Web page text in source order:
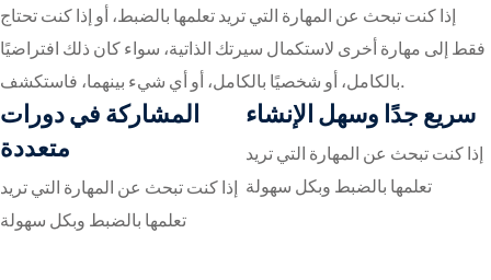
إذا كنت تبحث عن المهارة التي تريد تعلمها بالضبط، أو إذا كنت تحتاج
فقط إلى مهارة أخرى لاستكمال سيرتك الذاتية، سواء كان ذلك افتراضيًا
بالكامل، أو شخصيًا بالكامل، أو أي شيء بينهما، فاستكشف.
المشاركة في دورات
متعددة
إذا كنت تبحث عن المهارة التي تريد
تعلمها بالضبط وبكل سهولة
سريع جدًا وسهل الإنشاء
إذا كنت تبحث عن المهارة التي تريد
تعلمها بالضبط وبكل سهولة